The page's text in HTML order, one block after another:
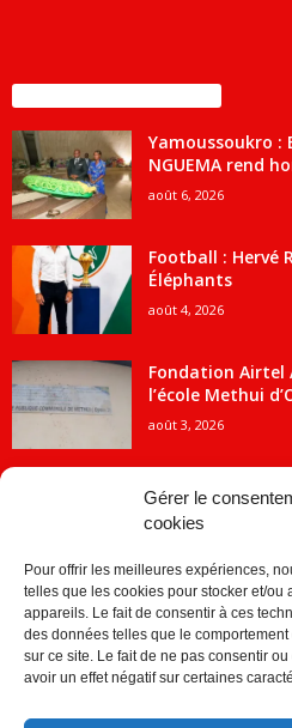
Gérer le
cookies
Pour offrir les meilleures expériences,
telles que les cookies pour stocker et/ou
appareils. Le fait de consentir à ces
des données telles que le
sur ce site. Le fait de ne pas consentir
avoir un effet négatif sur certaines
Yamoussoukro :
NGUEMA rend
août 6, 2026
Football : Hervé
Éléphants
août 4, 2026
Fondation
l’école Methui
août 3, 2026
CATÉGORIE POPULAIRE
ACTUALITES
Economie
Société
Sport